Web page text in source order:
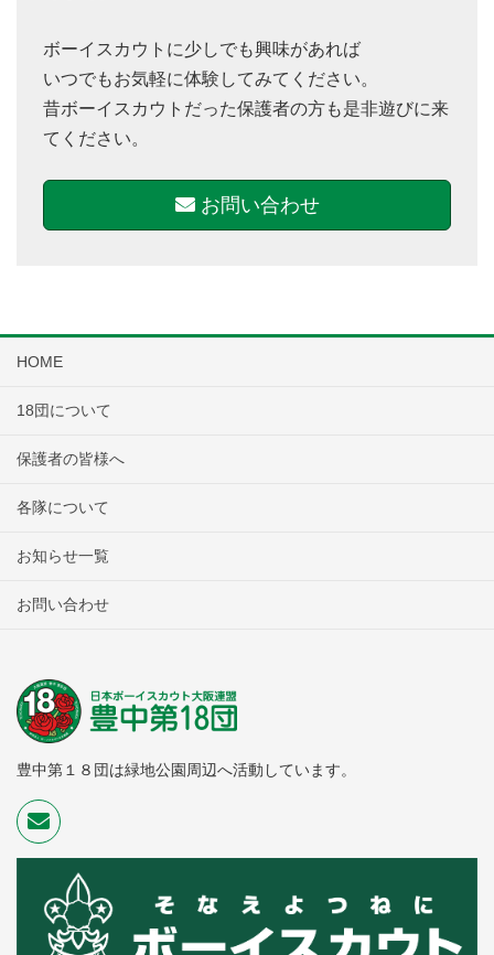
ボーイスカウトに少しでも興味があれば
いつでもお気軽に体験してみてください。
昔ボーイスカウトだった保護者の方も是非遊びに来
てください。
お問い合わせ
HOME
18団について
保護者の皆様へ
各隊について
お知らせ一覧
お問い合わせ
豊中第１８団は緑地公園周辺へ活動しています。